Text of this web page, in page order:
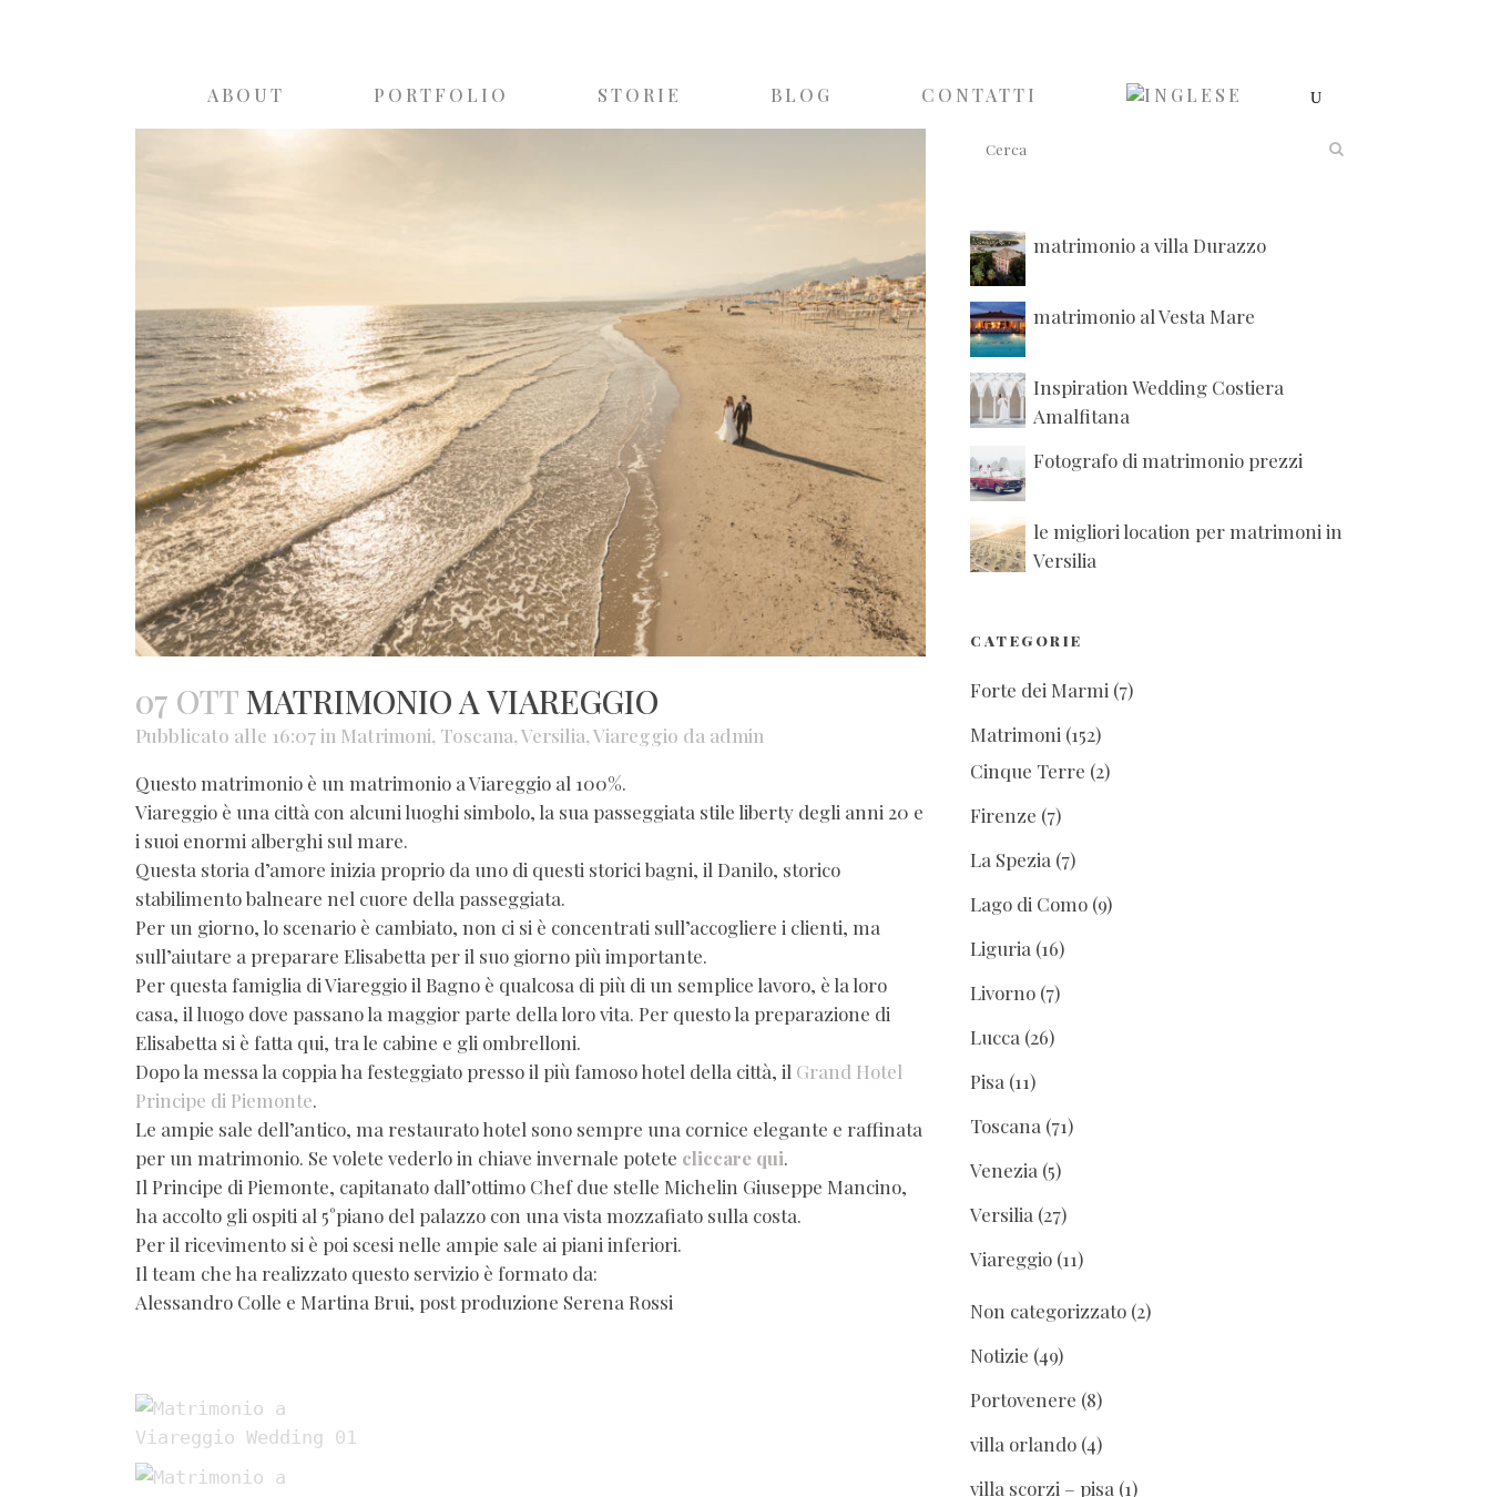
ABOUT PORTFOLIO STORIE BLOG CONTATTI
07 OTTMATRIMONIO A VIAREGGIO
Pubblicato alle 16:07in Matrimoni, Toscana,Versilia,Viareggio da admin
Questo matrimonio è un matrimonio a Viareggio al 100%.
Viareggio è una città con alcuni luoghi simbolo, la sua passeggiata stile liberty degli anni 20 e
i suoi enormi alberghi sul mare.
Questa storia d’amore inizia proprio da uno di questi storici bagni, il Danilo, storico
stabilimento balneare nel cuore della passeggiata.
Per un giorno, lo scenario è cambiato, non ci si è concentrati sull’accogliere i clienti, ma
sull’aiutare a preparare Elisabetta per il suo giorno più importante.
Per questa famiglia di Viareggio il Bagno è qualcosa di più di un semplice lavoro, è la loro
casa, il luogo dove passano la maggior parte della loro vita. Per questo la preparazione di
Elisabetta si è fatta qui, tra le cabine e gli ombrelloni.
Dopo la messa la coppia ha festeggiato presso il più famoso hotel della città, il Grand Hotel
Principe di Piemonte.
Le ampie sale dell’antico, ma restaurato hotel sono sempre una cornice elegante e raffinata
per un matrimonio. Se volete vederlo in chiave invernale potete cliccare qui.
Il Principe di Piemonte, capitanato dall’ottimo Chef due stelle Michelin Giuseppe Mancino,
ha accolto gli ospiti al 5°piano del palazzo con una vista mozzafiato sulla costa.
Per il ricevimento si è poi scesi nelle ampie sale ai piani inferiori.
Il team che ha realizzato questo servizio è formato da:
Alessandro Colle e Martina Brui, post produzione Serena Rossi
matrimonio a villa Durazzo
matrimonio al Vesta Mare
Inspiration Wedding Costiera
Amalfitana
Fotografo di matrimonio prezzi
le migliori location per matrimoni in
Versilia
CATEGORIE
Forte dei Marmi (7)
Matrimoni (152)
Cinque Terre (2)
Firenze (7)
La Spezia (7)
Lago di Como (9)
Liguria (16)
Livorno (7)
Lucca (26)
Pisa (11)
Toscana (71)
Venezia (5)
Versilia (27)
Viareggio (11)
Non categorizzato (2)
Notizie (49)
Portovenere (8)
villa orlando (4)
villa scorzi – pisa (1)